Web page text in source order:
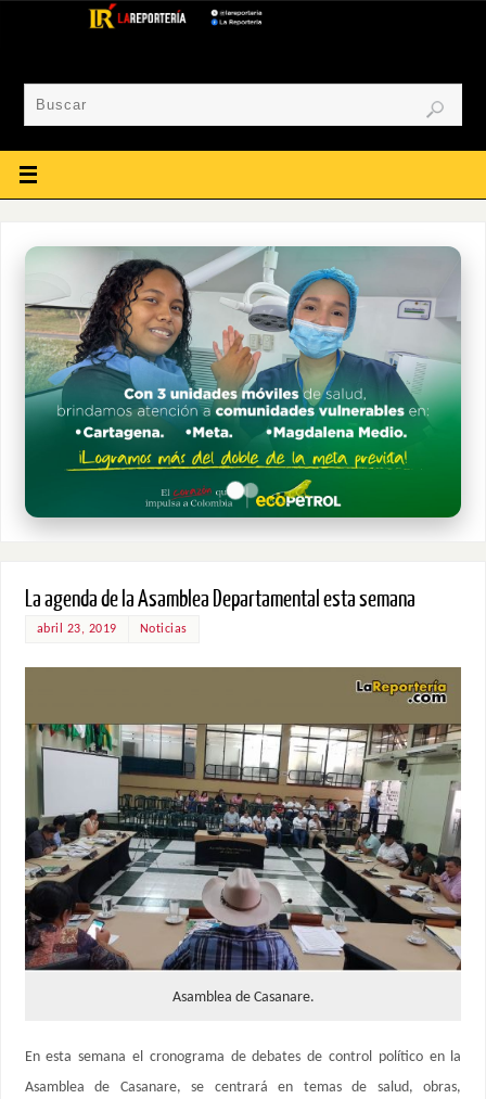
La agenda de la Asamblea Departamental esta semana
abril 23, 2019 Noticias
Asamblea de Casanare.
En esta semana el cronograma de debates de control político en la
Asamblea de Casanare, se centrará en temas de salud, obras,